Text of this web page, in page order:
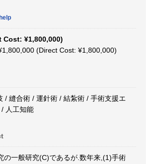
Cost: ¥1,800,000)
(Direct Cost: ¥1,800,000)
/ 縫合術 / 運針術 / 結紮術 / 手術支援エ
人工知能
の一般研究(C)であるが.数年来,(1)手術